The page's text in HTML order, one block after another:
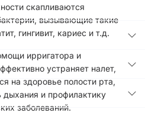
скапливаются
вызывающие такие
гингивит, кариес и т.д.
ирригатора и
устраняет налет,
на здоровье полости рта,
дыхания и профилактику
заболеваний.